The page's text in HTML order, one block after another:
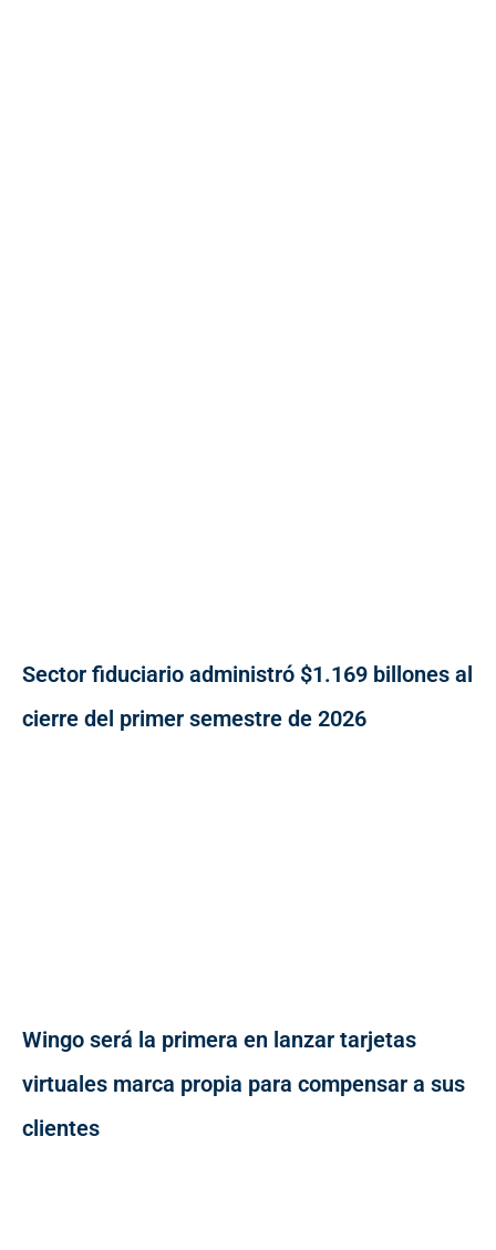
Sector fiduciario administró $1.169 billones al
cierre del primer semestre de 2026
Wingo será la primera en lanzar tarjetas
virtuales marca propia para compensar a sus
clientes